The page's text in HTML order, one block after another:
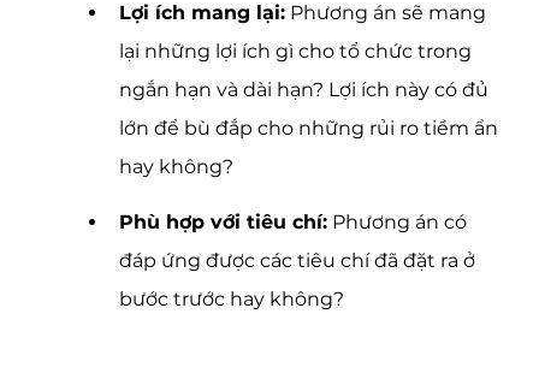
Lợi ích mang lại: Phương án sẽ mang
lại những lợi ích gì cho tổ chức trong
ngắn hạn và dài hạn? Lợi ích này có đủ
lớn để bù đắp cho những rủi ro tiềm ẩn
hay không?
Phù hợp với tiêu chí: Phương án có
đáp ứng được các tiêu chí đã đặt ra ở
bước trước hay không?